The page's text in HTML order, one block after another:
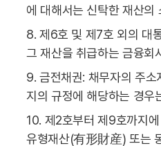
에 대해서는 신탁한 재산의
8. 제6호 및 제7호 외의 대
그 재산을 취급하는 금융회
9. 금전채권: 채무자의 주
지의 규정에 해당하는 경우
10. 제2호부터 제9호까지
유형재산(有形財産) 또는